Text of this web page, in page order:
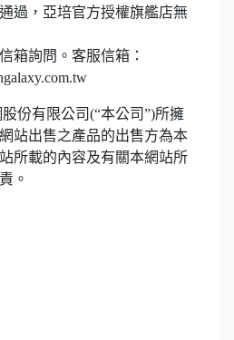
過，亞培官方授權旗艦店無
箱詢問。客服信箱：
份有限公司(“本公司”)所擁
站出售之產品的出售方為本
所載的內容及有關本網站所
。